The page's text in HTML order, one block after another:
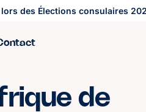
des Élections consulaires
de